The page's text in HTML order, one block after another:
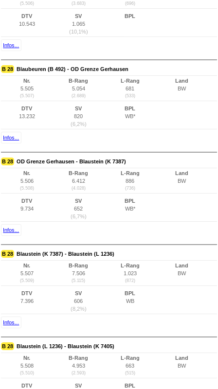
(5.506) (3.683) (696)
DTV
10.543
SV
1.065
(10,1%)
BPL
Infos...
B 28 Blaubeuren (B 492) - OD Grenze Gerhausen
Nr.
5.505
(5.507)
B-Rang
5.054
(2.689)
L-Rang
681
(533)
Land
BW
DTV
13.232
SV
820
(6,2%)
BPL
WB*
Infos...
B 28 OD Grenze Gerhausen - Blaustein (K 7387)
Nr.
5.506
(5.508)
B-Rang
6.412
(4.028)
L-Rang
886
(736)
Land
BW
DTV
9.734
SV
652
(6,7%)
BPL
WB*
Infos...
B 28 Blaustein (K 7387) - Blaustein (L 1236)
Nr.
5.507
(5.509)
B-Rang
7.506
(5.115)
L-Rang
1.023
(872)
Land
BW
DTV
7.396
SV
606
(8,2%)
BPL
WB
Infos...
B 28 Blaustein (L 1236) - Blaustein (K 7405)
Nr.
5.508
(5.510)
B-Rang
4.953
(2.593)
L-Rang
663
(515)
Land
BW
DTV
SV
BPL